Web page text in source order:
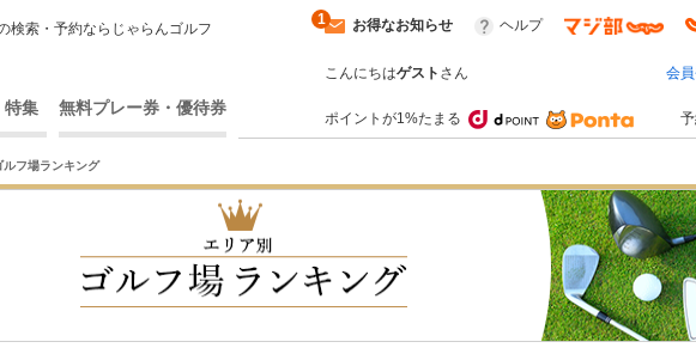
検索・予約ならじゃらんゴルフ
特集 無料プレー券・優待券
お得なお知らせ
1 ヘルプ
こんにちはゲスト さん 会
ポイントが1%たまる
ルフ場ランキング